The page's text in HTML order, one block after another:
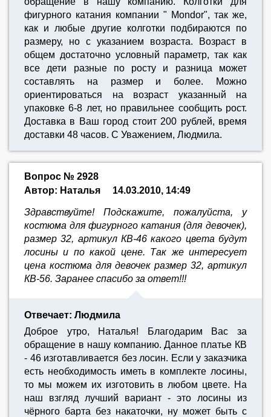
фигурного катания компании " Mondor", так же,
как и любые другие колготки подбираются по
размеру, но с указанием возраста. Возраст в
общем достаточно условный параметр, так как
все дети разные по росту и разница может
составлять на размер и более. Можно
ориентироваться на возраст указанный на
упаковке 6-8 лет, но правильнее сообщить рост.
Доставка в Ваш город стоит 200 рублей, время
доставки 48 часов. С Уважением, Людмила.
Вопрос № 2928
Автор: Наталья
14.03.2010, 14:49
Здравствуйте! Подскажите, пожалуйста, у
костюма для фигурного катания (для девочек),
размер 32, артикул КВ-46 какого цвета будут
лосины и по какой цене. Так же интересует
цена костюма для девочек размер 32, артикул
КВ-56. Заранее спасибо за ответ!!!
Отвечает: Людмила
Доброе утро, Наталья! Благодарим Вас за
обращение в нашу компанию. Данное платье КВ
- 46 изготавливается без лосин. Если у заказчика
есть необходимость иметь в комплекте лосины,
то мы можем их изготовить в любом цвете. На
наш взгляд лучший вариант - это лосины из
чёрного барта без накаточки, ну может быть с